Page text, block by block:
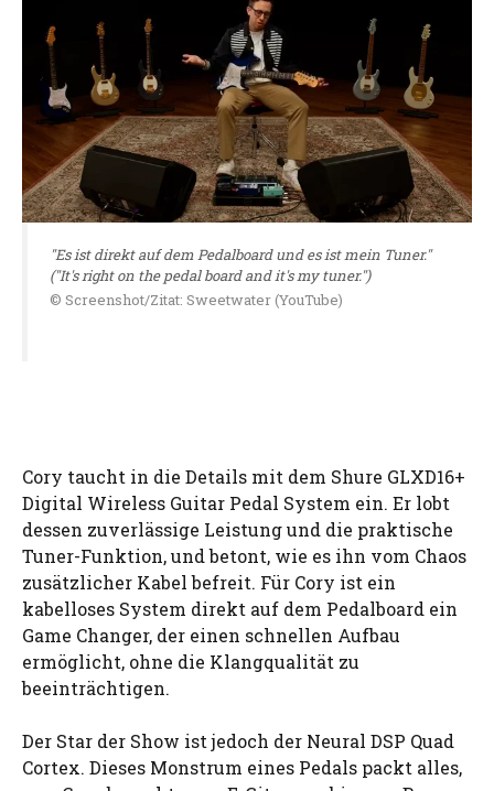
"Es ist direkt auf dem Pedalboard und es ist mein Tuner."
("It's right on the pedal board and it's my tuner.")
© Screenshot/Zitat: Sweetwater (YouTube)
Cory taucht in die Details mit dem Shure GLXD16+
Digital Wireless Guitar Pedal System ein. Er lobt
dessen zuverlässige Leistung und die praktische
Tuner-Funktion, und betont, wie es ihn vom Chaos
zusätzlicher Kabel befreit. Für Cory ist ein
kabelloses System direkt auf dem Pedalboard ein
Game Changer, der einen schnellen Aufbau
ermöglicht, ohne die Klangqualität zu
beeinträchtigen.
Der Star der Show ist jedoch der Neural DSP Quad
Cortex. Dieses Monstrum eines Pedals packt alles,